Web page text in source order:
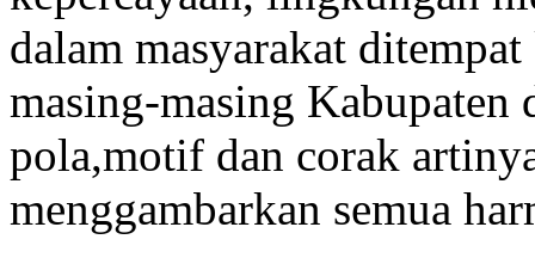
dalam masyarakat
masing-masing
pola,motif dan corak
menggambarkan semua